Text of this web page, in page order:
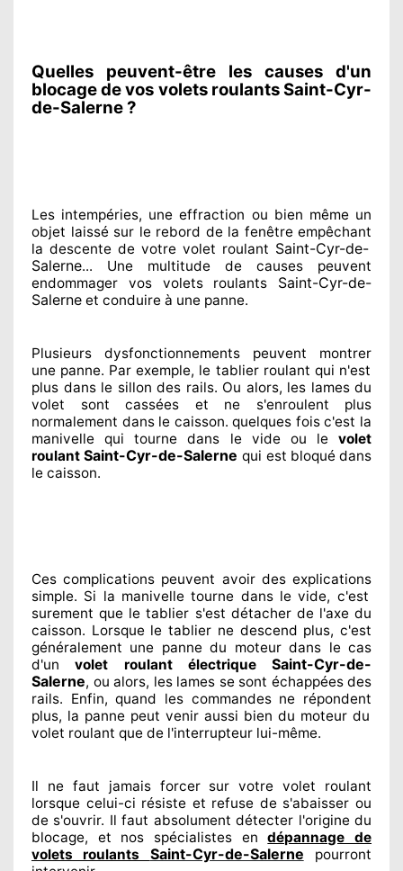
Quelles peuvent-être les causes d'un
blocage de vos volets roulants Saint-Cyr-
de-Salerne ?
Les intempéries, une effraction ou bien même un
objet laissésur le rebord de la fenêtre empêchant
la descente de votre volet roulant Saint-Cyr-de-
Salerne... Une multitude de causes peuvent
endommager vos volets roulants Saint-Cyr-de-
Salerne et conduire à une panne.
Plusieurs dysfonctionnements peuvent montrer
une panne. Par exemple, le tablier roulant qui n'est
plus dans le sillon des rails. Ou alors, les lames du
volet sont cassées et ne s'enroulent plus
normalement dans le caisson. quelques foisc'est la
manivelle qui tourne dans le vide ou le volet
roulantSaint-Cyr-de-Salerne qui est bloquédans
le caisson.
Ces complications peuvent avoir des explications
simple. Si la manivelle tourne dans le vide, c'est
surement que le tablier s'est détacherde l'axe du
caisson. Lorsque le tablier ne descend plus, c'est
généralement une panne du moteur dans le cas
d'unvolet roulant électrique Saint-Cyr-de-
Salerne, ou alors, les lames se sont échappéesdes
rails. Enfin, quand les commandes ne répondent
plus, la panne peut venir aussi bien du moteur du
volet roulant que de l'interrupteur lui-même.
Il ne faut jamais forcer sur votre volet roulant
lorsque celui-ci résiste et refuse de s'abaisser ou
de s'ouvrir. Il faut absolument détecter l'originedu
blocage, et nos spécialistes endépannage de
volets roulants Saint-Cyr-de-Salerne
pourront